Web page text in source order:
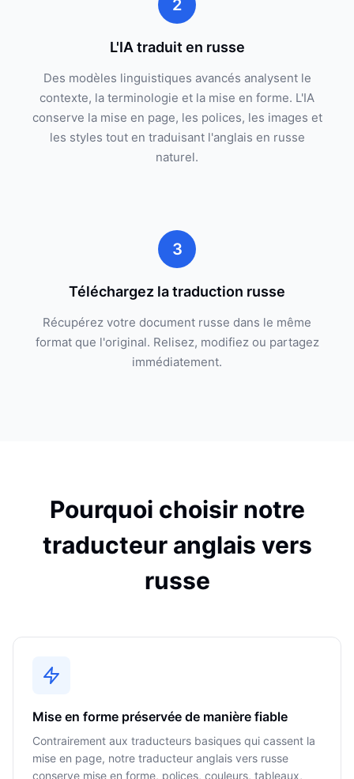
2
L'IA traduit en russe
Des modèles linguistiques avancés analysent le
contexte, la terminologie et la mise en forme. L'IA
conserve la mise en page, les polices, les images et
les styles tout en traduisant l'anglais en russe
naturel.
3
Téléchargez la traduction russe
Récupérez votre document russe dans le même
format que l'original. Relisez, modifiez ou partagez
immédiatement.
Pourquoi choisir notre
traducteur anglais vers
russe
Mise en forme préservée de manière fiable
Contrairement aux traducteurs basiques qui cassent la
mise en page, notre traducteur anglais vers russe
conserve mise en forme, polices, couleurs, tableaux,